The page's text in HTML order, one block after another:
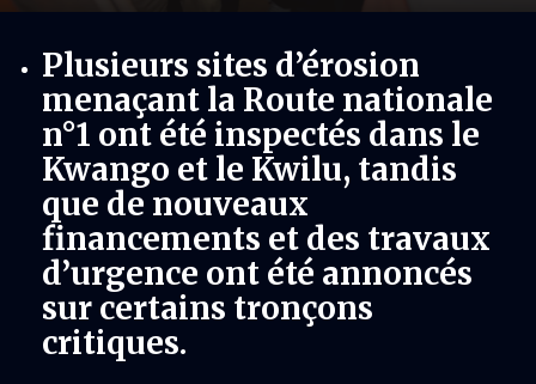
Plusieurs sites d’érosion
menaçant la Route nationale
n°1 ont été inspectés dans le
Kwango et le Kwilu, tandis
que de nouveaux
financements et des travaux
d’urgence ont été annoncés
sur certains tronçons
critiques.